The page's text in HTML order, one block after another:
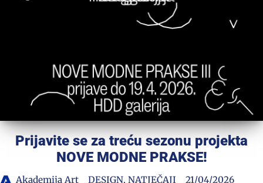
Prijavite se za treću sezonu projekta
NOVE MODNE PRAKSE!
Akademija Art DESIGN, NATJEČAJI 21/04/2026